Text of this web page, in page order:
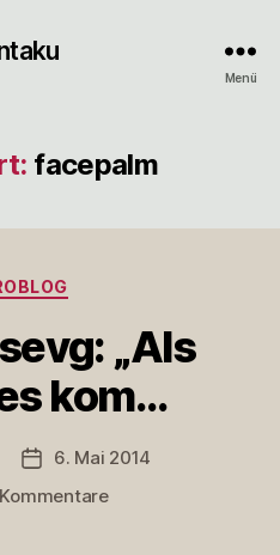
Menü
facepalm
Kategorien
„Als
kom…
Veröffentlichungsdatum
6. Mai 2014
zu